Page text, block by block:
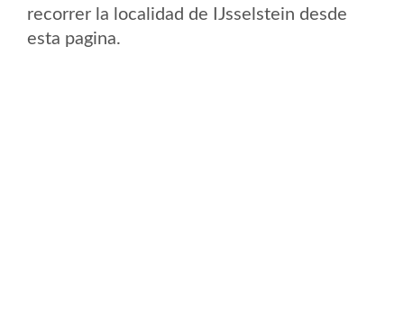
recorrer la localidad de IJsselstein desde
esta pagina.